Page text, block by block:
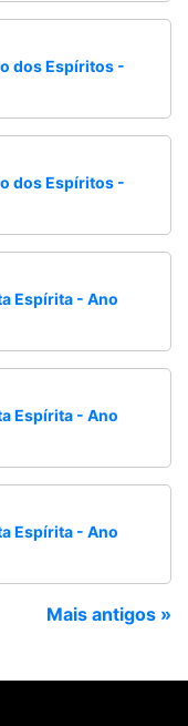
dos Espíritos -
dos Espíritos -
Espírita - Ano
Espírita - Ano
Espírita - Ano
Mais antigos »